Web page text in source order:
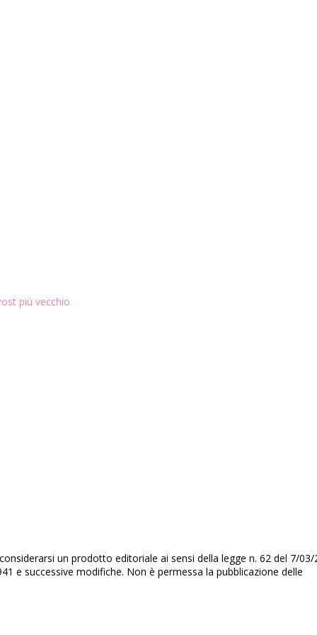
più vecchio
un prodotto editoriale ai sensi della legge n. 62 del 7/03/
e successive modifiche. Non è permessa la pubblicazione delle